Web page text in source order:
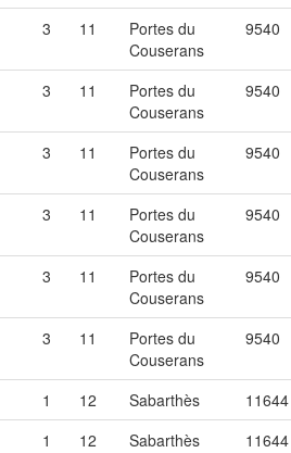
3 11
Portes du
Couserans
9540
3 11
Portes du
Couserans
9540
3 11
Portes du
Couserans
9540
3 11
Portes du
Couserans
9540
3 11
Portes du
Couserans
9540
3 11
Portes du
Couserans
9540
1 12 Sabarthès
11644
1 12 Sabarthès
11644